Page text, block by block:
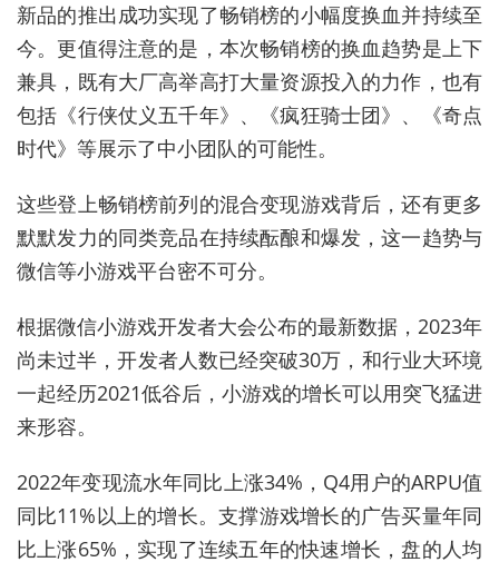
新品的推出成功实现了畅销榜的小幅度换血并持续至
今。更值得注意的是，本次畅销榜的换血趋势是上下
兼具，既有大厂高举高打大量资源投入的力作，也有
包括《行侠仗义五千年》、《疯狂骑士团》、《奇点
时代》等展示了中小团队的可能性。
这些登上畅销榜前列的混合变现游戏背后，还有更多
默默发力的同类竞品在持续酝酿和爆发，这一趋势与
微信等小游戏平台密不可分。
根据微信小游戏开发者大会公布的最新数据，2023年
尚未过半，开发者人数已经突破30万，和行业大环境
一起经历2021低谷后，小游戏的增长可以用突飞猛进
来形容。
2022年变现流水年同比上涨34%，Q4用户的ARPU值
同比11%以上的增长。支撑游戏增长的广告买量年同
比上涨65%，实现了连续五年的快速增长，盘的人均